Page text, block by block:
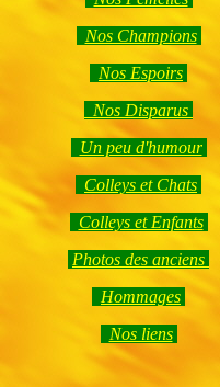
Nos Champions
Nos Espoirs
Nos Disparus
Un peu d'humour
Colleys et Chats
Colleys et Enfants
Photos des anciens
Hommages
Nos liens